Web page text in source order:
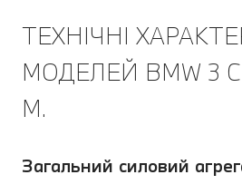
ТЕХНІЧНІ
МОДЕЛЕЙ BMW 3
M.
Загальний силовий